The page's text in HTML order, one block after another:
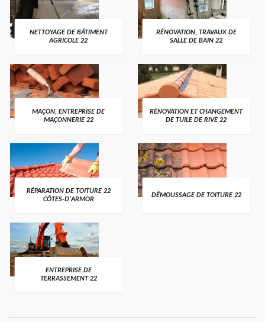
NETTOYAGE DE BÂTIMENT
AGRICOLE 22
RÉNOVATION, TRAVAUX DE
SALLE DE BAIN 22
MAÇON, ENTREPRISE DE
MAÇONNERIE 22
RÉNOVATION ET CHANGEMENT
DE TUILE DE RIVE 22
RÉPARATION DE TOITURE 22
CÔTES-D'ARMOR
DÉMOUSSAGE DE TOITURE 22
ENTREPRISE DE
TERRASSEMENT 22